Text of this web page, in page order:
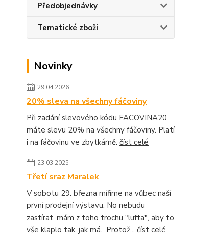
Předobjednávky
Tematické zboží
Novinky
29.04.2026
20% sleva na všechny fáčoviny
Při zadání slevového kódu FACOVINA20
máte slevu 20% na všechny fáčoviny. Platí
i na fáčovinu ve zbytkárně. číst celé
23.03.2025
Třetí sraz Maralek
V sobotu 29. března míříme na vůbec naší
první prodejní výstavu. No nebudu
zastírat, mám z toho trochu "lufta", aby to
vše klaplo tak, jak má. Protož... číst celé